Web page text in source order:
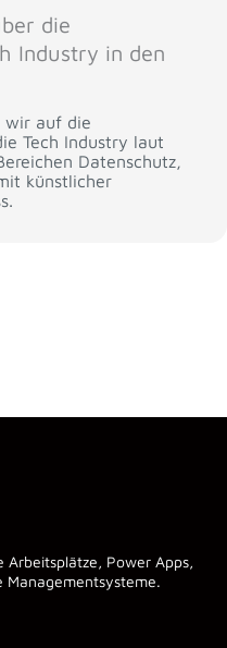
die
Industry in den
wir auf die
Tech Industry laut
Datenschutz,
künstlicher
Power Apps,
Managementsysteme.